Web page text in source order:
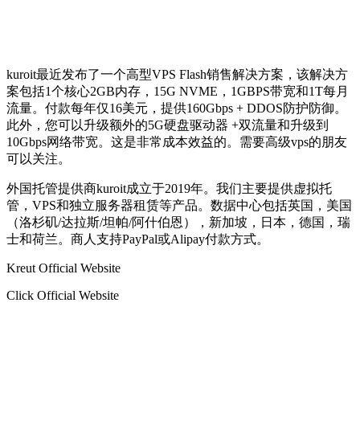
kuroit最近发布了一个高型VPS Flash销售解决方案，该解决方
案包括1个核心2GB内存，15G NVME，1GBPS带宽和1T每月
流量。付款每年仅16美元，提供160Gbps + DDOS防护防御。
此外，您可以升级额外的5G硬盘驱动器 +双流量和升级到
10Gbps网络带宽。这是非常成本效益的。需要高级vps的朋友
可以关注。
外国托管提供商kuroit成立于2019年。我们主要提供虚拟托
管，VPS和独立服务器租赁等产品。数据中心包括英国，美国
（洛杉矶/达拉斯/坦帕/阿什伯恩），新加坡，日本，德国，瑞
士和荷兰。商人支持PayPal或Alipay付款方式。
Kreut Official Website
Click Official Website